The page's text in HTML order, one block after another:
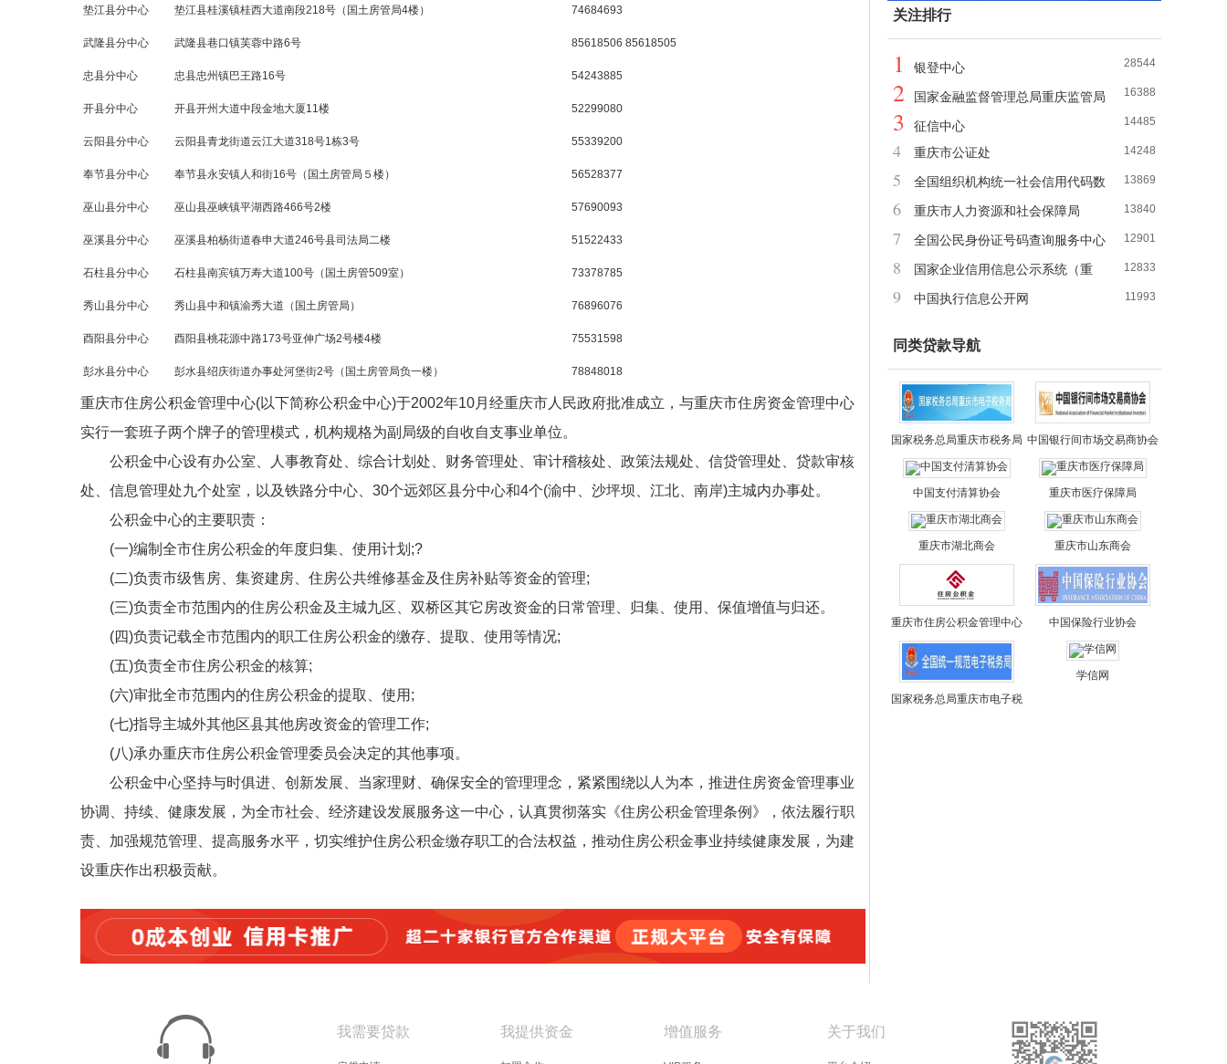
垫江县分中心 垫江县桂溪镇桂西大道南段218号（国土房管局4楼） 74684693
武隆县分中心 武隆县巷口镇芙蓉中路6号 85618506 85618505
忠县分中心 忠县忠州镇巴王路16号 54243885
开县分中心 开县开州大道中段金地大厦11楼 52299080
云阳县分中心 云阳县青龙街道云江大道318号1栋3号 55339200
奉节县分中心 奉节县永安镇人和街16号（国土房管局５楼） 56528377
巫山县分中心 巫山县巫峡镇平湖西路466号2楼 57690093
巫溪县分中心 巫溪县柏杨街道春申大道246号县司法局二楼 51522433
石柱县分中心 石柱县南宾镇万寿大道100号（国土房管509室） 73378785
秀山县分中心 秀山县中和镇渝秀大道（国土房管局） 76896076
酉阳县分中心 酉阳县桃花源中路173号亚伸广场2号楼4楼 75531598
彭水县分中心 彭水县绍庆街道办事处河堡街2号（国土房管局负一楼） 78848018
重庆市住房公积金管理中心(以下简称公积金中心)于2002年10月经重庆市人民政府批准成立，与重庆市住房资金管理中心
实行一套班子两个牌子的管理模式，机构规格为副局级的自收自支事业单位。
公积金中心设有办公室、人事教育处、综合计划处、财务管理处、审计稽核处、政策法规处、信贷管理处、贷款审核
处、信息管理处九个处室，以及铁路分中心、30个远郊区县分中心和4个(渝中、沙坪坝、江北、南岸)主城内办事处。
公积金中心的主要职责：
(一)编制全市住房公积金的年度归集、使用计划;?
(二)负责市级售房、集资建房、住房公共维修基金及住房补贴等资金的管理;
(三)负责全市范围内的住房公积金及主城九区、双桥区其它房改资金的日常管理、归集、使用、保值增值与归还。
(四)负责记载全市范围内的职工住房公积金的缴存、提取、使用等情况;
(五)负责全市住房公积金的核算;
(六)审批全市范围内的住房公积金的提取、使用;
(七)指导主城外其他区县其他房改资金的管理工作;
(八)承办重庆市住房公积金管理委员会决定的其他事项。
公积金中心坚持与时俱进、创新发展、当家理财、确保安全的管理理念，紧紧围绕以人为本，推进住房资金管理事业
协调、持续、健康发展，为全市社会、经济建设发展服务这一中心，认真贯彻落实《住房公积金管理条例》，依法履行职
责、加强规范管理、提高服务水平，切实维护住房公积金缴存职工的合法权益，推动住房公积金事业持续健康发展，为建
设重庆作出积极贡献。
关注排行
28544
1 银登中心
16388
2 国家金融监督管理总局重庆监管局
14485
3 征信中心
14248
4 重庆市公证处
13869
5
全国组织机构统一社会信用代码数
据服务中心
13840
6 重庆市人力资源和社会保障局
12901
7 全国公民身份证号码查询服务中心
12833
8
国家企业信用信息公示系统（重
庆）
11993
9 中国执行信息公开网
同类贷款导航
国家税务总局重庆市税务局 中国银行间市场交易商协会
中国支付清算协会 重庆市医疗保障局
重庆市湖北商会 重庆市山东商会
重庆市住房公积金管理中心 中国保险行业协会
国家税务总局重庆市电子税
学信网
我需要贷款 我提供资金 增值服务 关于我们